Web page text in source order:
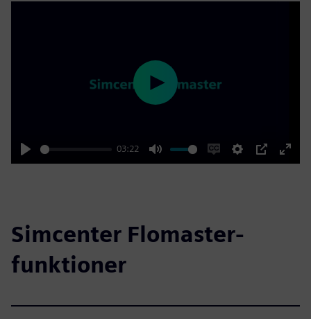
Play
03:22
Mute
EnableSettings
PIP
Enter
Play
Simcenter Flomaster-
funktioner